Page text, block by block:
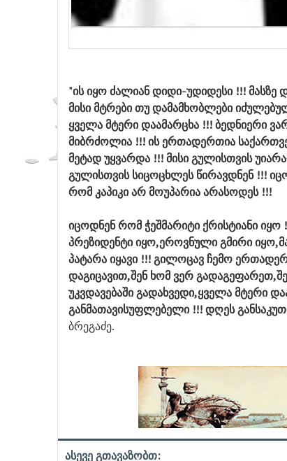
"ის იყო ძალიან დიდი-უდიდესი !!!
მისი მტრები თუ დამამხობლები
ყველა მტერი დაამარცხა !!! ბედნიერი
მიბრძოლია !!! ის ერთადერთია
მეტად უყვარდა !!! მისი გულისთვის
გულისთვის სიცოცხლეს წირავდნენ !!!
რომ კაპიკი არ მოუპარია არასოდეს !!!
იცოდნენ რომ ჭეშმარიტი ქრისტიანი
პრეზიდენტი იყო,ეროვნული გმირი
პატარა იყავი !!! გილოცავ ჩემო
დაგიცავით,შენ ხომ ვერ
უკვდავებაში გადახვედი,ყველა მტერი
განმათავისუფლებელი !!! დღეს
ბრეგაძე.
ასევე გთავაზობთ: